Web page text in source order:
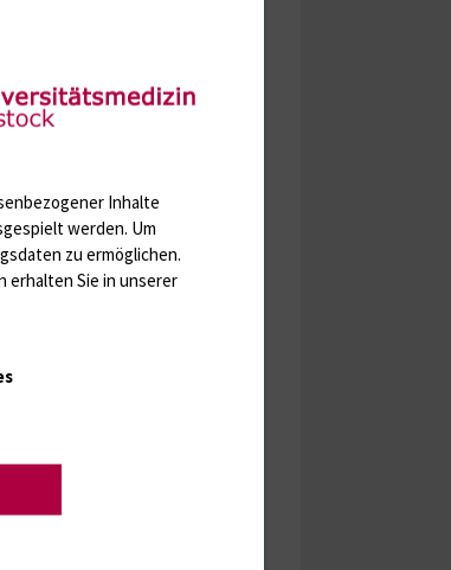
Inhalte
werden. Um
zu ermöglichen.
erhalten Sie in unserer